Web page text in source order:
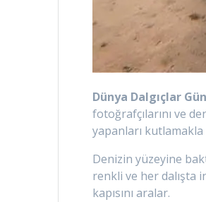
Dünya Dalgıçlar
fotoğrafçılarını ve
yapanları kutlamakla
Denizin yüzeyine
renkli ve her dalışta
kapısını aralar.